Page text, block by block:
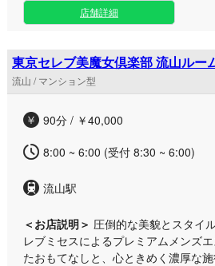
届けします。 日常の喧騒を離れて贅沢な癒やしを堪能
したい大人の方に向けて、丁寧なカウ
トメントを施します。 流山エリアに佇む当ルームは、
非日常を感じられる広々としたプライ
力。品格と癒やしの雰囲気を兼ね備
が、業務的ではない、細やかな心配り
お約束いたします。 お仕事帰りやくつろぎのひと時な
ど、日々のリフレッシュにぜひご利用
された空間で、心ゆくまで極上のひと
だけます。
店舗詳細
東京セレブ美魔女倶楽部 流山ルー
流山 / マンション型
90分 / ￥40,000
8:00 ~ 6:00 (受付 8:30 ~ 6:00)
流山駅
＜お店説明＞ 圧倒的な美貌とスタイ
レブミセスによるプレミアムメンズ
たおもてなしと、心ときめく濃厚な